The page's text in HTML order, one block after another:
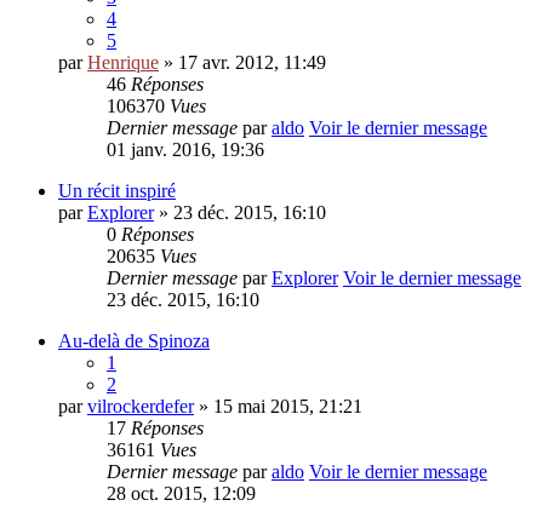
4
5
parHenrique » 17 avr. 2012, 11:49
46 Réponses
106370 Vues
Dernier message paraldo Voir le dernier message
01 janv. 2016, 19:36
Un récit inspiré
parExplorer» 23 déc. 2015, 16:10
0 Réponses
20635 Vues
Dernier message parExplorer Voir le dernier message
23 déc. 2015, 16:10
Au-delà de Spinoza
1
2
parvilrockerdefer» 15 mai 2015, 21:21
17 Réponses
36161 Vues
Dernier message paraldo Voir le dernier message
28 oct. 2015, 12:09